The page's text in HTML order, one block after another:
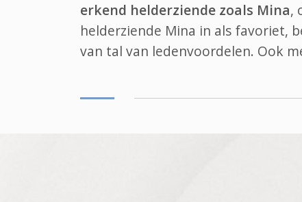
erkend helderziende zoals Mina,
helderziende Mina in als favoriet,
van tal van ledenvoordelen. Ook